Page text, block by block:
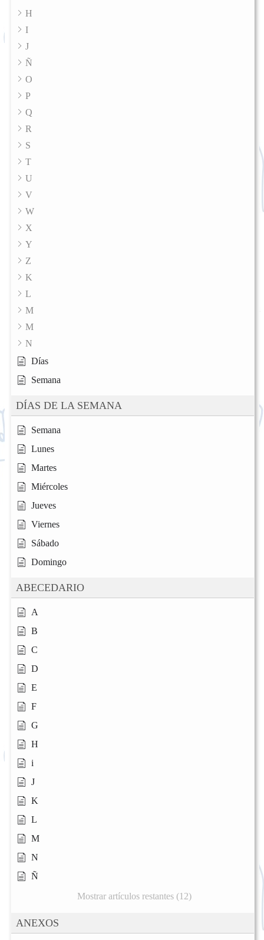
H
I
J
Ñ
O
P
Q
R
S
T
U
V
W
X
Y
Z
K
L
M
M
N
Días
Semana
DÍAS DE LA SEMANA
Semana
Lunes
Martes
Miércoles
Jueves
Viernes
Sábado
Domingo
ABECEDARIO
A
B
C
D
E
F
G
H
i
J
K
L
M
N
Ñ
Mostrar artículos restantes (12)
ANEXOS